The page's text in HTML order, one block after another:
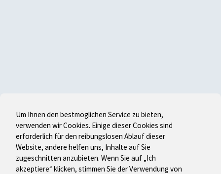
Um Ihnen den bestmöglichen Service zu bieten,
verwenden wir Cookies. Einige dieser Cookies sind
erforderlich für den reibungslosen Ablauf dieser
Website, andere helfen uns, Inhalte auf Sie
zugeschnitten anzubieten. Wenn Sie auf „Ich
akzeptiere“ klicken, stimmen Sie der Verwendung von